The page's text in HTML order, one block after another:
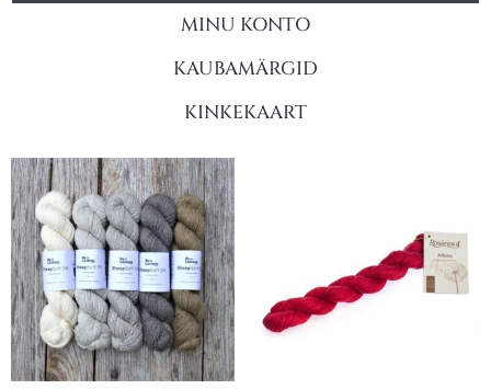
MINU KONTO
KAUBAMÄRGID
KINKEKAART